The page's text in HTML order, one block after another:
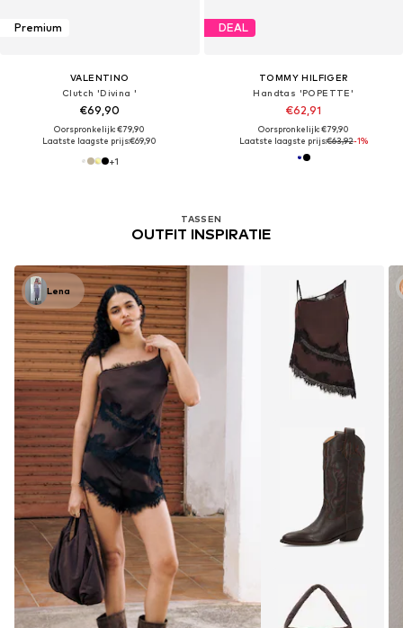
Premium
VALENTINO
Clutch 'Divina '
€69,90
Oorspronkelijk: €79,90
Laatste laagste prijs:€69,90
+1
DEAL
TOMMY HILFIGER
Handtas 'POPETTE'
€62,91
Oorspronkelijk: €79,90
Laatste laagste prijs:€63,92-1%
TASSEN
OUTFIT INSPIRATIE
Lena